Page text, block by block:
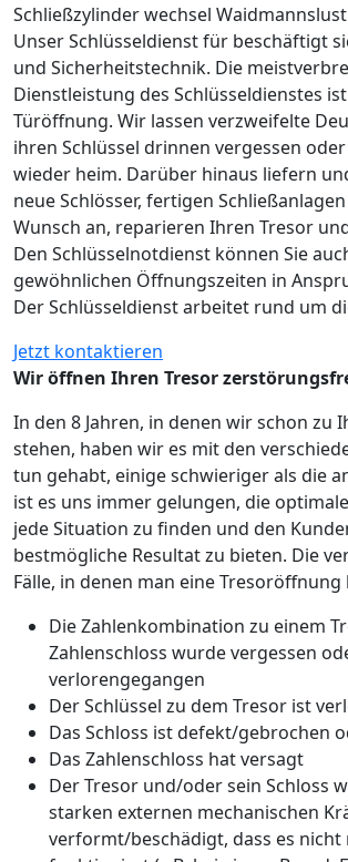
Schließzylinder wechsel Waidmannslust
Unser Schlüsseldienst für beschäftigt
und Sicherheitstechnik. Die
Dienstleistung des Schlüsseldienstes
Türöffnung. Wir lassen verzweifelte
ihren Schlüssel drinnen vergessen
wieder heim. Darüber hinaus liefern
neue Schlösser, fertigen
Wunsch an, reparieren Ihren Tresor
Den Schlüsselnotdienst können Sie
gewöhnlichen Öffnungszeiten in
Der Schlüsseldienst arbeitet rund um
Jetzt kontaktieren
Wir öffnen Ihren Tresor
In den 8 Jahren, in denen wir schon zu
stehen, haben wir es mit den
tun gehabt, einige schwieriger als die
ist es uns immer gelungen, die
jede Situation zu finden und den
bestmögliche Resultat zu bieten. Die
Fälle, in denen man eine
Die Zahlenkombination zu einem
Zahlenschloss wurde vergessen
verlorengegangen
Der Schlüssel zu dem Tresor ist
Das Schloss ist defekt/gebrochen
Das Zahlenschloss hat versagt
Der Tresor und/oder sein Schloss
starken externen mechanischen
verformt/beschädigt, dass es nicht